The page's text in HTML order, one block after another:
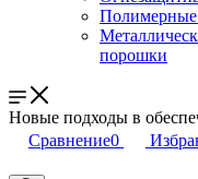
порошки
Новые подходы в
Сравнение0